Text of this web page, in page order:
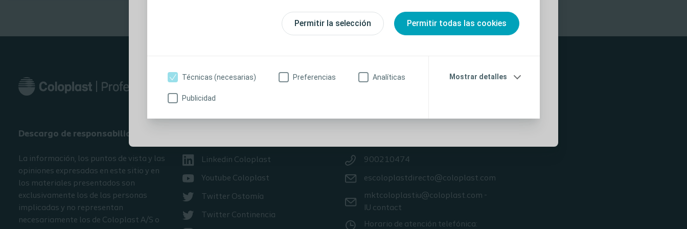
Permitir la selección Permitir todas las cookies
Técnicas (necesarias) Preferencias Analíticas
Publicidad
Mostrar detalles
instrucciones de uso (IdU) del producto antes de su uso. Además, al crear una cuenta e
iniciar sesión, acepta recibir información sobre cualquier cambio o actualización de
sin su consentimiento explícito.
Soy profesional sanitario
Descargo de responsabilidad
La información, los puntos de vista y las
opiniones expresadas en este sitio y en
los materiales presentados son
exclusivamente los de las personas
implicadas y no representan
necesariamente los de Coloplast A/S o
Linkedin Coloplast
Youtube Coloplast
Twitter Ostomía
Twitter Continencia
900210474
escoloplastdirecto@coloplast.com
mktcoloplastiu@coloplast.com -
IU contact
Horario de atención telefónica: